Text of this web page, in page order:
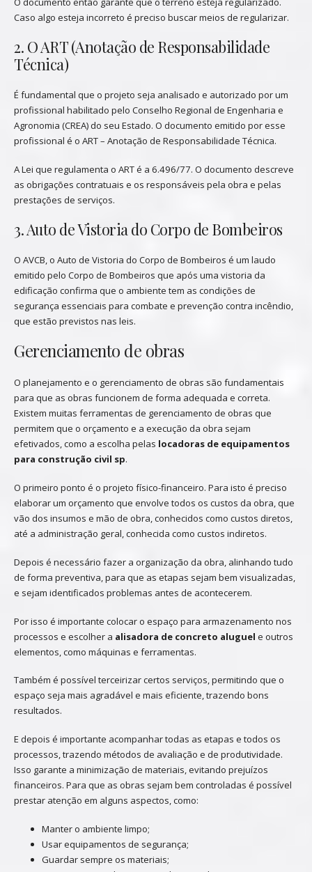
Caso algo esteja incorreto é preciso buscar meios de regularizar.
2. O ART (Anotação de Responsabilidade
Técnica)
É fundamental que o projeto seja analisado e autorizado por um
profissional habilitado pelo Conselho Regional de Engenharia e
Agronomia (CREA) do seu Estado. O documento emitido por esse
profissional é o ART – Anotação de Responsabilidade Técnica.
A Lei que regulamenta o ART é a 6.496/77. O documento descreve
as obrigações contratuais e os responsáveis pela obra e pelas
prestações de serviços.
3. Auto de Vistoria do Corpo de Bombeiros
O AVCB, o Auto de Vistoria do Corpo de Bombeiros é um laudo
emitido pelo Corpo de Bombeiros que após uma vistoria da
edificação confirma que o ambiente tem as condições de
segurança essenciais para combate e prevenção contra incêndio,
que estão previstos nas leis.
Gerenciamento de obras
O planejamento e o gerenciamento de obras são fundamentais
para que as obras funcionem de forma adequada e correta.
Existem muitas ferramentas de gerenciamento de obras que
permitem que o orçamento e a execução da obra sejam
efetivados, como a escolha pelas locadoras de equipamentos
para construção civil sp.
O primeiro ponto é o projeto físico-financeiro. Para isto é preciso
elaborar um orçamento que envolve todos os custos da obra, que
vão dos insumos e mão de obra, conhecidos como custos diretos,
até a administração geral, conhecida como custos indiretos.
Depois é necessário fazer a organização da obra, alinhando tudo
de forma preventiva, para que as etapas sejam bem visualizadas,
e sejam identificados problemas antes de acontecerem.
Por isso é importante colocar o espaço para armazenamento nos
processos e escolher a alisadora de concreto aluguel e outros
elementos, como máquinas e ferramentas.
Também é possível terceirizar certos serviços, permitindo que o
espaço seja mais agradável e mais eficiente, trazendo bons
resultados.
E depois é importante acompanhar todas as etapas e todos os
processos, trazendo métodos de avaliação e de produtividade.
Isso garante a minimização de materiais, evitando prejuízos
financeiros. Para que as obras sejam bem controladas é possível
prestar atenção em alguns aspectos, como:
Manter o ambiente limpo;
Usar equipamentos de segurança;
Guardar sempre os materiais;